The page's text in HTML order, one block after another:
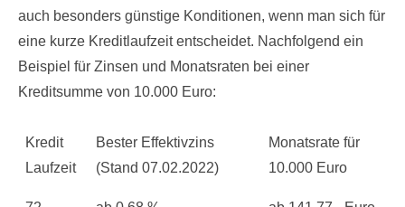
auch besonders günstige Konditionen, wenn man sich für
eine kurze Kreditlaufzeit entscheidet. Nachfolgend ein
Beispiel für Zinsen und Monatsraten bei einer
Kreditsumme von 10.000 Euro:
Kredit
Laufzeit
Bester Effektivzins
(Stand 07.02.2022)
Monatsrate für
10.000 Euro